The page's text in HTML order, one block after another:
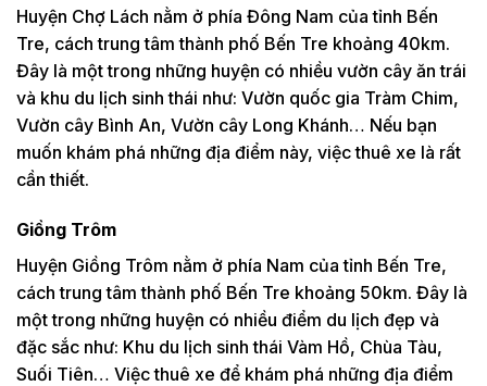
Huyện Chợ Lách nằm ở phía Đông Nam của tỉnh Bến
Tre, cách trung tâm thành phố Bến Tre khoảng 40km.
Đây là một trong những huyện có nhiều vườn cây ăn trái
và khu du lịch sinh thái như: Vườn quốc gia Tràm Chim,
Vườn cây Bình An, Vườn cây Long Khánh… Nếu bạn
muốn khám phá những địa điểm này, việc thuê xe là rất
cần thiết.
Giồng Trôm
Huyện Giồng Trôm nằm ở phía Nam của tỉnh Bến Tre,
cách trung tâm thành phố Bến Tre khoảng 50km. Đây là
một trong những huyện có nhiều điểm du lịch đẹp và
đặc sắc như: Khu du lịch sinh thái Vàm Hồ, Chùa Tàu,
Suối Tiên… Việc thuê xe để khám phá những địa điểm